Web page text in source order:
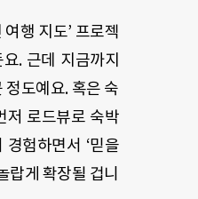
행 지도’ 프로젝
. 근데 지금까지
도예요. 혹은 숙
저 로드뷰로 숙박
험하면서 ‘믿을
랍게 확장될 겁니